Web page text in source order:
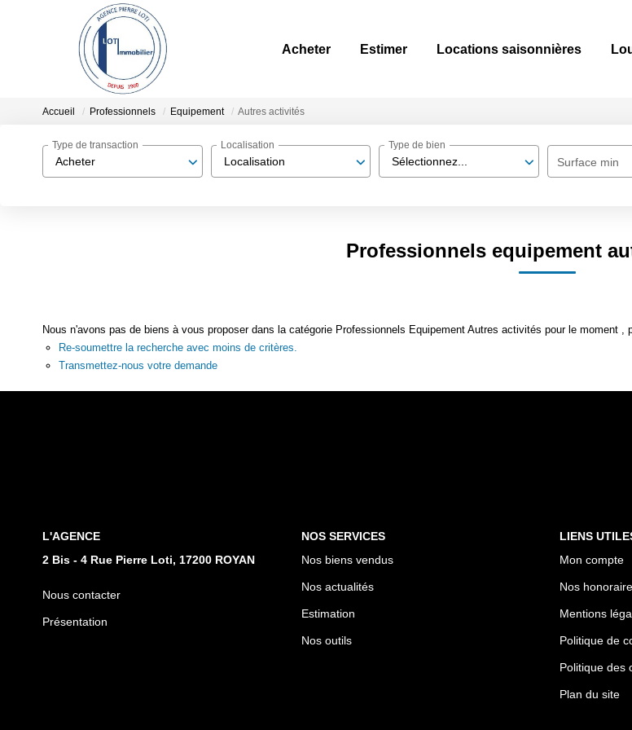
Acheter Estimer Locations saisonnières
Accueil Professionnels Equipement Autres activités
Acheter
Type de transaction
Localisation
Localisation
Sélectionnez...
Type de bien
Surface min
Professionnels equipement
Nous n'avons pas de biens à vous proposer dans la catégorie Professionnels Equipement Autres activités pour le moment ,
Re-soumettre la recherche avec moins de critères.
Transmettez-nous votre demande
L'AGENCE
2 Bis - 4 Rue Pierre Loti, 17200 ROYAN
Nous contacter
Présentation
NOS SERVICES
Nos biens vendus
Nos actualités
Estimation
Nos outils
LIENS
Mon compte
Nos
Mentions
Politique de
Politique des
Plan du site